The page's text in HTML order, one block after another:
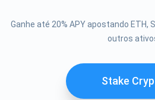
Ganhe até 20% APY apostando ETH,
outros
Stake
SE
Se